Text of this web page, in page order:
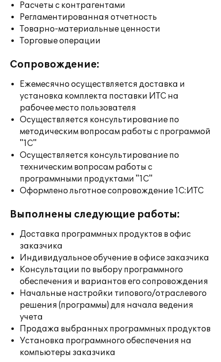
Расчеты с контрагентами
Регламентированная отчетность
Товарно-материальные ценности
Торговые операции
Сопровождение:
Ежемесячно осуществляется доставка и
установка комплекта поставки ИТС на
рабочее место пользователя
Осуществляется консультирование по
методическим вопросам работы с программой
"1С"
Осуществляется консультирование по
техническим вопросам работы с
программными продуктами "1С"
Оформлено льготное сопровождение 1С:ИТС
Выполнены следующие работы:
Доставка программных продуктов в офис
заказчика
Индивидуальное обучение в офисе заказчика
Консультации по выбору программного
обеспечения и вариантов его сопровождения
Начальные настройки типового/отраслевого
решения (программы) для начала ведения
учета
Продажа выбранных программных продуктов
Установка программного обеспечения на
компьютеры заказчика